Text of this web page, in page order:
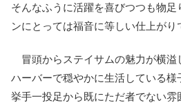
そんなふうに活躍を喜びつつも物
ンにとっては福音に等しい仕上がり
冒頭からステイサムの魅力が横溢
ハーバーで穏やかに生活している様
挙手一投足から既にただ者でない雰